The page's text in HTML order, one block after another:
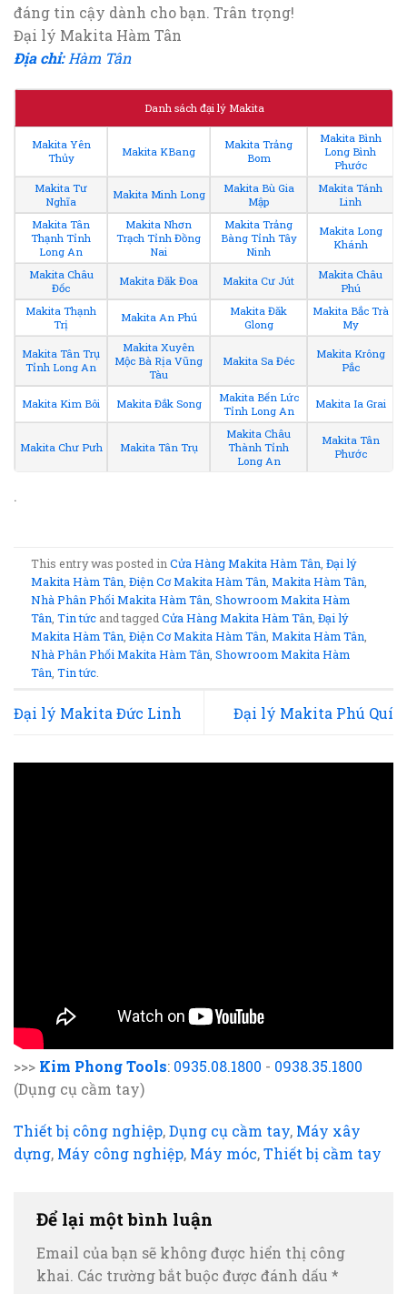
đáng tin cậy dành cho bạn. Trân trọng!
Đại lý Makita Hàm Tân
Địa chỉ: Hàm Tân
Danh sách đại lý Makita
Makita Yên
Thủy
Makita KBang
Makita Trảng
Bom
Makita Bình
Long Bình
Phước
Makita Tư
Nghĩa
Makita Minh Long
Makita Bù Gia
Mập
Makita Tánh
Linh
Makita Tân
Thạnh Tỉnh
Long An
Makita Nhơn
Trạch Tỉnh Đồng
Nai
Makita Trảng
Bàng Tỉnh Tây
Ninh
Makita Long
Khánh
Makita Châu
Đốc
Makita Đăk Đoa Makita Cư Jút
Makita Châu
Phú
Makita Thạnh
Trị
Makita An Phú
Makita Đăk
Glong
Makita Bắc Trà
My
Makita Tân Trụ
Tỉnh Long An
Makita Xuyên
Mộc Bà Rịa Vũng
Tàu
Makita Sa Đéc
Makita Krông
Pắc
Makita Kim Bôi Makita Đắk Song
Makita Bến Lức
Tỉnh Long An
Makita Ia Grai
Makita Chư Pưh Makita Tân Trụ
Makita Châu
Thành Tỉnh
Long An
Makita Tân
Phước
.
This entry was posted inCửa Hàng Makita Hàm Tân ,Đại lý
Makita Hàm Tân ,Điện Cơ Makita Hàm Tân ,Makita Hàm Tân
Nhà Phân Phối Makita Hàm Tân ,Showroom Makita Hàm
Tân ,Tin tức and taggedCửa Hàng Makita Hàm Tân ,Đại lý
Makita Hàm Tân ,Điện Cơ Makita Hàm Tân ,Makita Hàm Tân
Nhà Phân Phối Makita Hàm Tân ,Showroom Makita Hàm
Tân ,Tin tức
Đại lý Makita Đức Linh Đại lý Makita Phú Quí
>>> Kim Phong Tools: 0935.08.1800 - 0938.35.1800
(Dụng cụ cầm tay)
Thiết bị công nghiệp,Dụng cụ cầm tay, Máy xây
dựng, Máy công nghiệp, Máy móc,Thiết bị cầm tay
Để lại một bình luận
Email của bạn sẽ không được hiển thị công
khai. Các trường bắt buộc được đánh dấu *